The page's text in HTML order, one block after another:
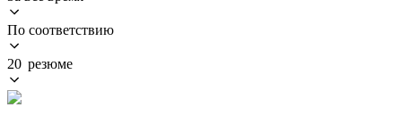
По соответствию
20 резюме